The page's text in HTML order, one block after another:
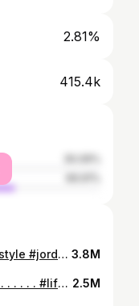
2.81%
415.4k
ليش انصدمو؟😂😂😂 . . .#gym #lifestyle #jordan #جامعة_اليرموك #fyp #explore #arabic 3.8M
سكرت ملفهم ولا لسا؟😂😂😂🔥 . . . . . . . . . . #lifestyle #gym #explore #fyp #like #arabic 2.5M